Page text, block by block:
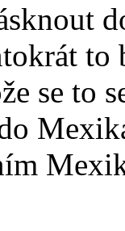
se to